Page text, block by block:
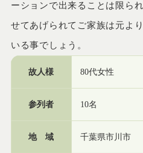
ーションで出来ることは限ら
せてあげられてご家族は元よ
いる事でしょう。
故人様 80代女性
参列者 10名
地 域 千葉県市川市